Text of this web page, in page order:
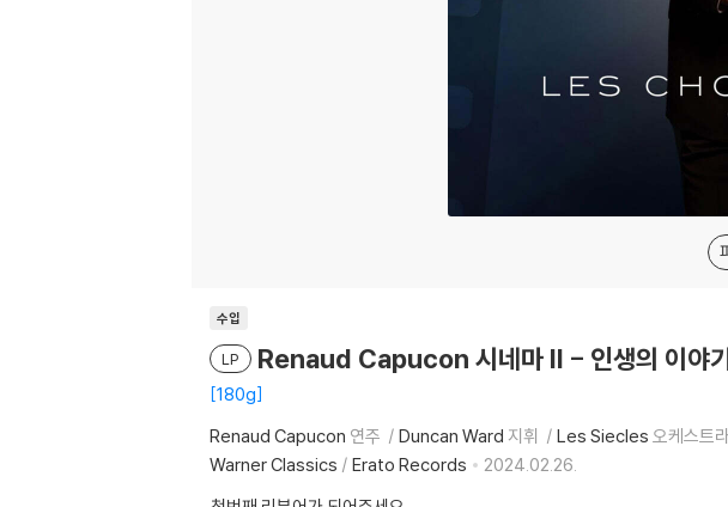
수입
LP Renaud Capucon 시네마 II - 인생의 이
180g
Renaud Capucon 연주 Duncan Ward 지휘 Les Siecles 오케스트
Warner Classics / Erato Records
2024.02.26.